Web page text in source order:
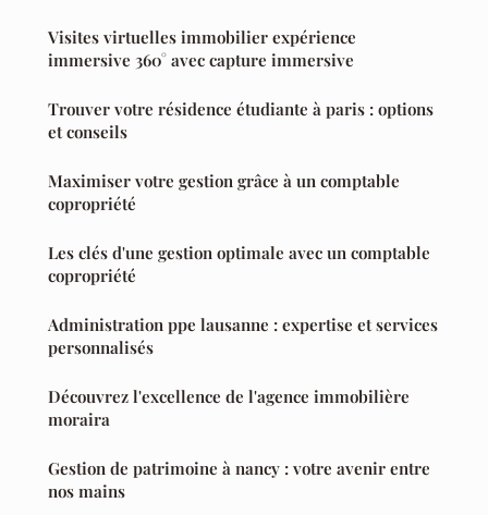
Visites virtuelles immobilier expérience
immersive 360° avec capture immersive
Trouver votre résidence étudiante à paris : options
et conseils
Maximiser votre gestion grâce à un comptable
copropriété
Les clés d'une gestion optimale avec un comptable
copropriété
Administration ppe lausanne : expertise et services
personnalisés
Découvrez l'excellence de l'agence immobilière
moraira
Gestion de patrimoine à nancy : votre avenir entre
nos mains